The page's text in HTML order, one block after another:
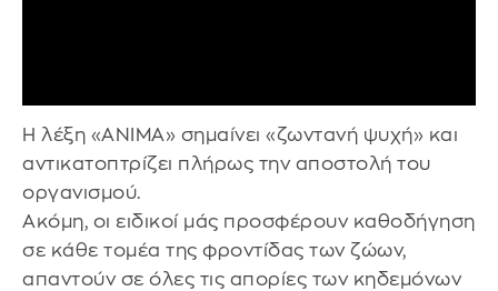
Η λέξη «ANIMA» σημαίνει «ζωντανή ψυχή» και
αντικατοπτρίζει πλήρως την αποστολή του
οργανισμού.
Ακόμη, οι ειδικοί μάς προσφέρουν καθοδήγηση
σε κάθε τομέα της φροντίδας των ζώων,
απαντούν σε όλες τις απορίες των κηδεμόνων